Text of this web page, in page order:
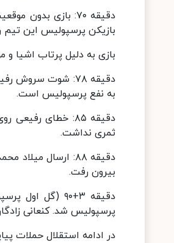
دقیقه ۷۰: بازی
بازیکن پرسپولیس این تیم
بازی به دلیل پرتاب اشیا
به نفع پرسپولیس است.
دقیقه ۸۵: خطای
ثمری نداشت.
دقیقه ۸۸: ارسال
بیرون رفت.
دقیقه ۳+۹۰
پرسپولیس شد. کنعانی
در ادامه استقلال حملات